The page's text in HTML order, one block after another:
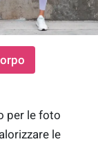
per le foto
le